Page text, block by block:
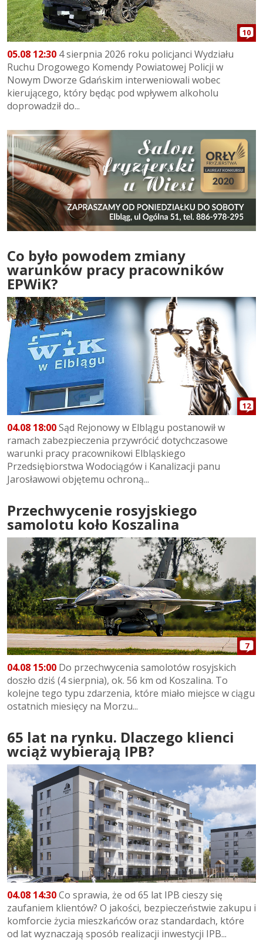
10
05.08 12:30 4 sierpnia 2026 roku policjanci Wydziału
Ruchu Drogowego Komendy Powiatowej Policji w
Nowym Dworze Gdańskim interweniowali wobec
kierującego, który będąc pod wpływem alkoholu
doprowadził do...
Co było powodem zmiany
warunków pracy pracowników
EPWiK?
12
04.08 18:00Sąd Rejonowy w Elblągu postanowił w
ramach zabezpieczenia przywrócić dotychczasowe
warunki pracy pracownikowi Elbląskiego
Przedsiębiorstwa Wodociągów i Kanalizacji panu
Jarosławowi objętemu ochroną...
Przechwycenie rosyjskiego
samolotu koło Koszalina
7
04.08 15:00 Do przechwycenia samolotów rosyjskich
doszło dziś (4 sierpnia), ok. 56 km od Koszalina. To
kolejne tego typu zdarzenia, które miało miejsce w ciągu
ostatnich miesięcy na Morzu...
65 lat na rynku. Dlaczego klienci
wciąż wybierają IPB?
04.08 14:30Co sprawia, że od 65 lat IPB cieszy się
zaufaniem klientów? O jakości, bezpieczeństwie zakupu i
komforcie życia mieszkańców oraz standardach, które
od lat wyznaczają sposób realizacji inwestycji IPB...